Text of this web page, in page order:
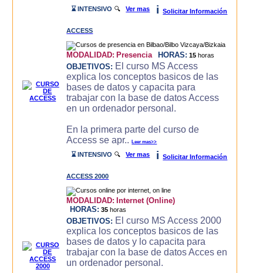
⌛ INTENSIVO 🔍Ver mas i Solicitar Información
ACCESS
MODALIDAD: Presencia HORAS: 15 horas
OBJETIVOS: El curso MS Access
explica los conceptos basicos de las
bases de datos y capacita para
trabajar con la base de datos Access
en un ordenador personal.
En la primera parte del curso de
Access se apr..Leer mas>>
⌛ INTENSIVO 🔍Ver mas i Solicitar Información
ACCESS 2000
MODALIDAD: Internet (Online)
HORAS: 35 horas
OBJETIVOS: El curso MS Access 2000
explica los conceptos basicos de las
bases de datos y lo capacita para
trabajar con la base de datos Acces en
un ordenador personal.